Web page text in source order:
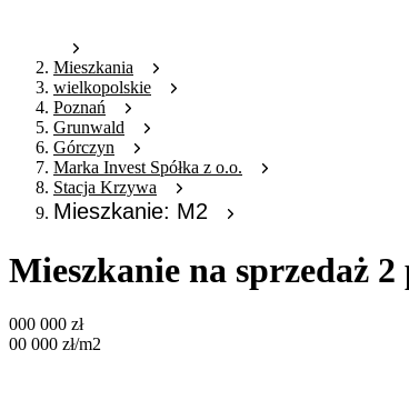
Mieszkania
wielkopolskie
Poznań
Grunwald
Górczyn
Marka Invest Spółka z o.o.
Stacja Krzywa
Mieszkanie: M2
Mieszkanie na sprzedaż
000 000 zł
00 000 zł/m2